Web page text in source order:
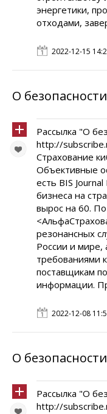
энергетики,
отходами,
2022-12-15
О безопасности
Рассылка "О
http://
Страхование
Объективные
есть BIS
бизнеса на
вырос на 60.
резонансных
России и мире,
требованиями
поставщикам
информации.
2022-12-08
О безопасности
Рассылка "О
http://